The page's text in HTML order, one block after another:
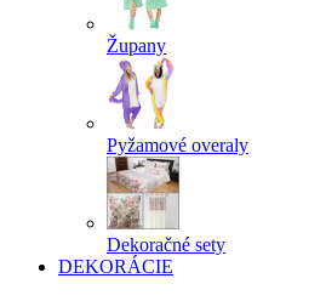
Župany
Pyžamové overaly
Dekoračné sety
DEKORÁCIE